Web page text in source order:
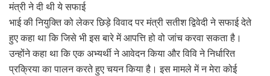
मंत्री ने दी थी ये सफाई
भाई की नियुक्ति को लेकर छिड़े विवाद पर मंत्री सतीश द्विवेदी ने सफाई देते
हुए कहा था कि जिसे भी इस बारे में आपत्ति हो वो जांच करवा सकता है।
उन्‍होंने कहा था कि एक अभ्यर्थी ने आवेदन किया और विवि ने निर्धारित
प्रक्रिया का पालन करते हुए चयन किया है। इस मामले में न मेरा कोई